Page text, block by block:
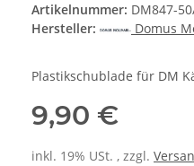
Artikelnummer: DM847-
Hersteller:
Domus
Plastikschublade für DM
9,90 €
inkl. 19% USt. , zzgl.